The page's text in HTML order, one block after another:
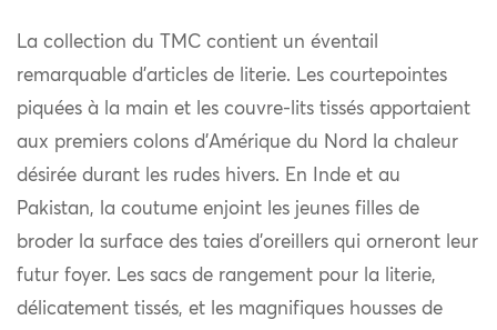
La collection du TMC contient un éventail
remarquable d’articles de literie. Les courtepointes
piquées à la main et les couvre-lits tissés apportaient
aux premiers colons d’Amérique du Nord la chaleur
désirée durant les rudes hivers. En Inde et au
Pakistan, la coutume enjoint les jeunes filles de
broder la surface des taies d’oreillers qui orneront leur
futur foyer. Les sacs de rangement pour la literie,
délicatement tissés, et les magnifiques housses de